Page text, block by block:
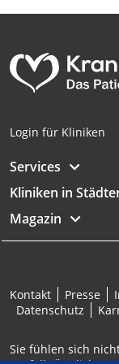
Login für Kliniken
Services
Kliniken in
Magazin
Kontakt Presse
Datenschutz
Sie fühlen sich
von Inhalten
Verwendung
Messung der
Messung der
Analyse von
oder
verschiedenen
Entwicklung
Verwendung
von Inhalten
IAB-Besonderheiten: